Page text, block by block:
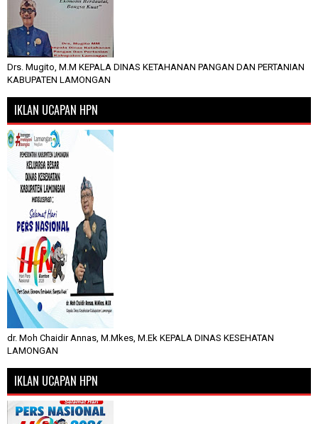
Drs. Mugito, M.M KEPALA DINAS KETAHANAN PANGAN DAN PERTANIAN
KABUPATEN LAMONGAN
IKLAN UCAPAN HPN
dr. Moh Chaidir Annas, M.Mkes, M.Ek KEPALA DINAS KESEHATAN
LAMONGAN
IKLAN UCAPAN HPN